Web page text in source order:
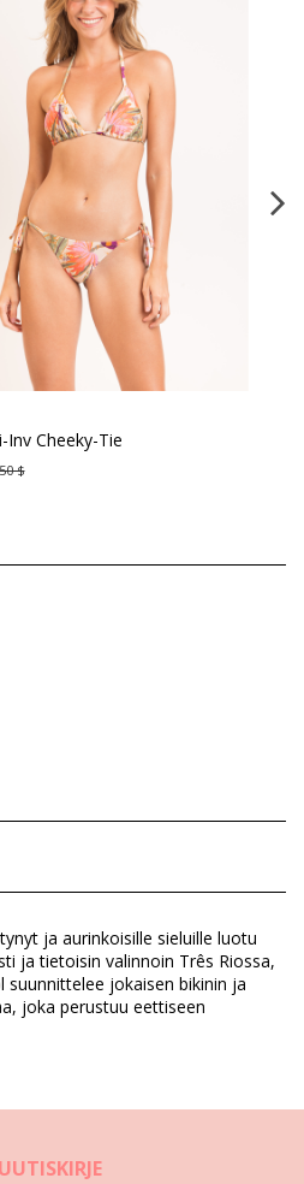
Inv Cheeky-Tie
$
ja aurinkoisille sieluille luotu
ja tietoisin valinnoin Três Riossa,
suunnittelee jokaisen bikinin ja
joka perustuu eettiseen
UUTISKIRJE